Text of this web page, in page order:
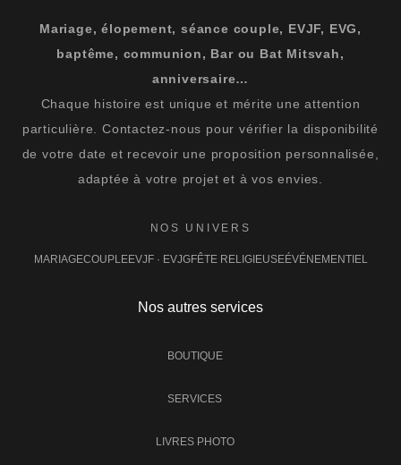
Mariage, élopement, séance couple, EVJF, EVG,
baptême, communion, Bar ou Bat Mitsvah,
anniversaire…
Chaque histoire est unique et mérite une attention
particulière. Contactez-nous pour vérifier la disponibilité
de votre date et recevoir une proposition personnalisée,
adaptée à votre projet et à vos envies.
NOS UNIVERS
MARIAGECOUPLEEVJF · EVJGFÊTE RELIGIEUSEÉVÉNEMENTIEL
Nos autres services
BOUTIQUE
SERVICES
LIVRES PHOTO